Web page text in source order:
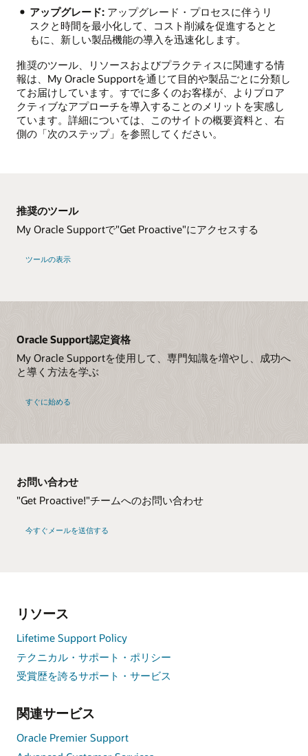
アップグレード:アップグレード・プロセスに伴うリ
スクと時間を最小化して、コスト削減を促進するとと
もに、新しい製品機能の導入を迅速化します。
推奨のツール、リソースおよびプラクティスに関連する情
報は、My Oracle Supportを通じて目的や製品ごとに分類し
てお届けしています。すでに多くのお客様が、よりプロア
クティブなアプローチを導入することのメリットを実感し
ています。詳細については、このサイトの概要資料と、右
側の「次のステップ」を参照してください。
推奨のツール
My Oracle Supportで"Get Proactive"にアクセスする
ツールの表示
Oracle Support認定資格
My Oracle Supportを使用して、専門知識を増やし、成功へ
と導く方法を学ぶ
すぐに始める
お問い合わせ
"Get Proactive!"チームへのお問い合わせ
今すぐメールを送信する
リソース
Lifetime Support Policy
テクニカル・サポート・ポリシー
受賞歴を誇るサポート・サービス
関連サービス
Oracle Premier Support